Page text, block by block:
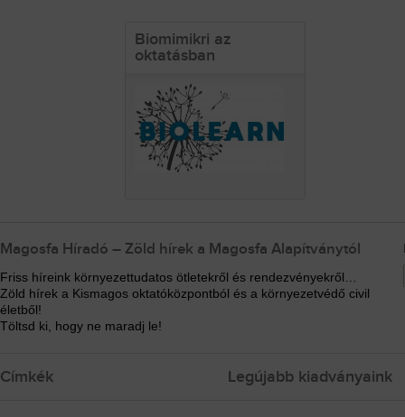
Biomimikri az
oktatásban
Magosfa Híradó – Zöld hírek a Magosfa Alapítványtól
Friss híreink környezettudatos ötletekről és rendezvényekről…
Zöld hírek a Kismagos oktatóközpontból és a környezetvédő civil
életből!
Töltsd ki, hogy ne maradj le!
Címkék Legújabb kiadványaink